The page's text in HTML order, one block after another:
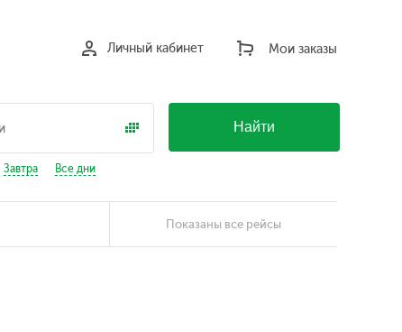
Мои заказы
Личный кабинет
Завтра Все дни
Найти
Показаны все рейсы